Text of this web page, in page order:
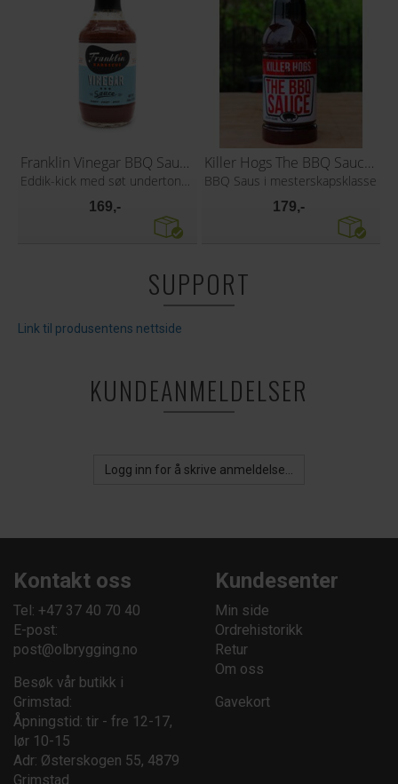
Franklin Vinegar BBQ Sauce 510g
169,-
Killer Hogs The BBQ Sauce 473ml
BBQ Saus i mesterskapsklasse
179,-
SUPPORT
Link til produsentens nettside
KUNDEANMELDELSER
Logg inn for å skrive anmeldelse...
Kontakt oss
Tel: +47 37 40 70 40
E-post:
post@olbrygging.no
Besøk vår butikk i
Grimstad:
Åpningstid: tir - fre 12-17,
lør 10-15
Adr: Østerskogen 55, 4879
Grimstad
Kundesenter
Min side
Ordrehistorikk
Retur
Om oss
Gavekort